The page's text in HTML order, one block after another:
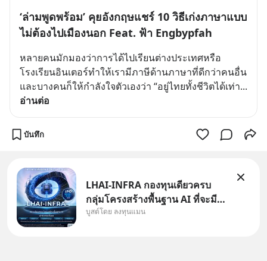
‘ล่ามพูดพร้อม’ คุยอังกฤษแชร์ 10 วิธีเก่งภาษาแบบ
ไม่ต้องไปเมืองนอก Feat. ฟ้า Engbypfah
หลายคนมักมองว่าการได้ไปเรียนต่างประเทศหรือ
โรงเรียนอินเตอร์ทำให้เรามีภาษีด้านภาษาที่ดีกว่าคนอื่น
และบางคนก็ให้กำลังใจตัวเองว่า “อยู่ไทยทั้งชีวิตได้เท่า
อ่านต่อ
บันทึก
LHAI-INFRA กองทุนเดียวครบ
กลุ่มโครงสร้างพื้นฐาน AI ที่จะมี
งบลงทุนครั้งใหญ่ในประวัติศาสตร์
บูสต์โดย ลงทุนแมน